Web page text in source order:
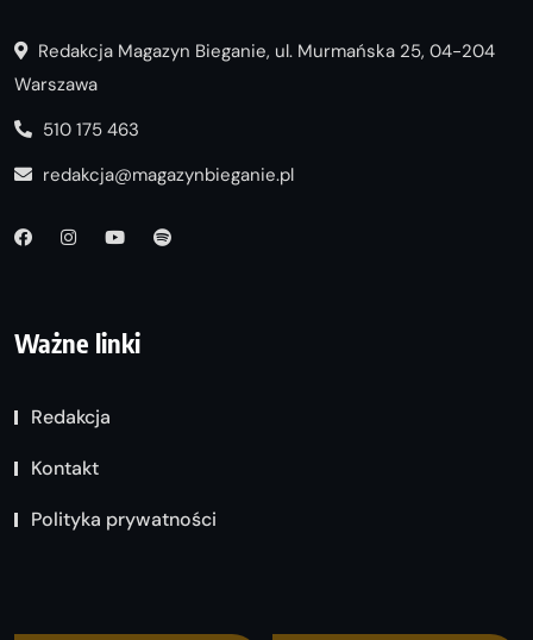
Redakcja Magazyn Bieganie, ul. Murmańska 25, 04-204
Warszawa
510 175 463
redakcja@magazynbieganie.pl
Ważne linki
Redakcja
Kontakt
Polityka prywatności